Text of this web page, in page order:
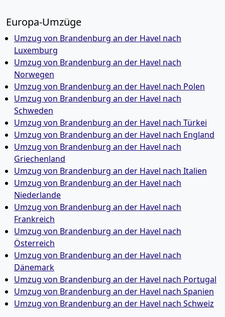
Europa-Umzüge
Umzug von Brandenburg an der Havel nach
Luxemburg
Umzug von Brandenburg an der Havel nach
Norwegen
Umzug von Brandenburg an der Havel nach Polen
Umzug von Brandenburg an der Havel nach
Schweden
Umzug von Brandenburg an der Havel nach Türkei
Umzug von Brandenburg an der Havel nach England
Umzug von Brandenburg an der Havel nach
Griechenland
Umzug von Brandenburg an der Havel nach Italien
Umzug von Brandenburg an der Havel nach
Niederlande
Umzug von Brandenburg an der Havel nach
Frankreich
Umzug von Brandenburg an der Havel nach
Österreich
Umzug von Brandenburg an der Havel nach
Dänemark
Umzug von Brandenburg an der Havel nach Portugal
Umzug von Brandenburg an der Havel nach Spanien
Umzug von Brandenburg an der Havel nach Schweiz